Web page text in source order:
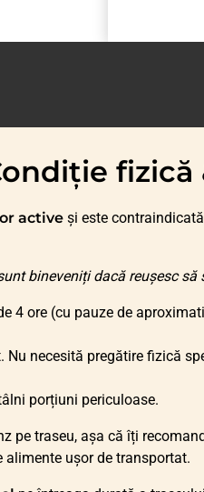
active și este
bineveniți dacă reușesc să
4 ore (cu pauze de
necesită pregătire fizică
porțiuni periculoase.
pe traseu, așa că îți
alimente ușor de transportat.